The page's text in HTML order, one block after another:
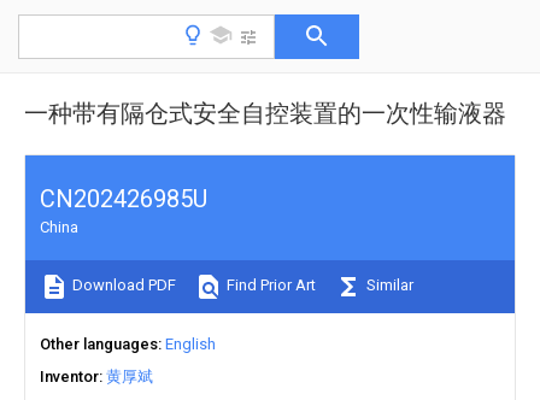
一种带有隔仓式安全自控装置的一次性输液器
CN202426985U
China
Download PDF Find Prior Art Similar
Other languages English
Inventor 黄厚斌